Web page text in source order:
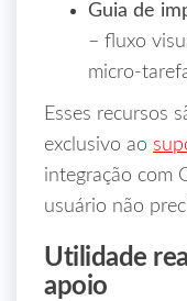
Guia de
– fluxo
Esses recursos
exclusivo ao
integração com
usuário não
Utilidade
apoio